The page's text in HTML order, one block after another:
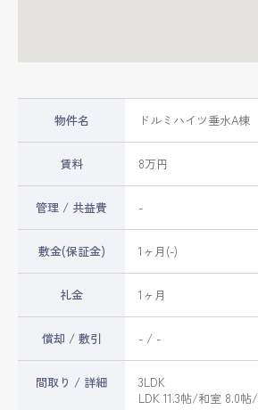
物件名 ドルミハイツ垂水A棟
賃料 8万円
管理 / 共益費 -
敷金(保証金) 1ヶ月(-)
礼金 1ヶ月
償却 / 敷引 - / -
間取り / 詳細
3LDK
LDK 11.3帖/和室 8.0帖/